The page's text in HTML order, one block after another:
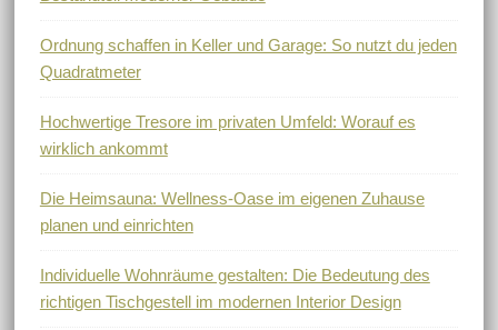
Ordnung schaffen in Keller und Garage: So nutzt du jeden
Quadratmeter
Hochwertige Tresore im privaten Umfeld: Worauf es
wirklich ankommt
Die Heimsauna: Wellness-Oase im eigenen Zuhause
planen und einrichten
Individuelle Wohnräume gestalten: Die Bedeutung des
richtigen Tischgestell im modernen Interior Design